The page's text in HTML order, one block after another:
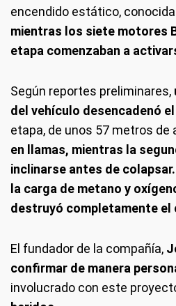
encendido estático,
mientras los siete motores
etapa comenzaban a
Según reportes preliminares,
del vehículo desencadenó
etapa, de unos 57 metros de
en llamas, mientras la
inclinarse antes de
la carga de metano y
destruyó completamente el
El fundador de la compañía,
confirmar de manera
involucrado con este